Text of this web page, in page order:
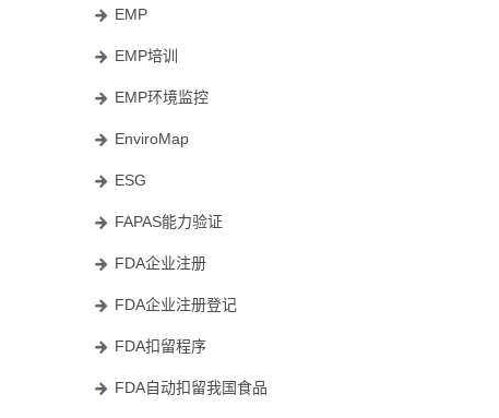
EMP
EMP培训
EMP环境监控
EnviroMap
ESG
FAPAS能力验证
FDA企业注册
FDA企业注册登记
FDA扣留程序
FDA自动扣留我国食品